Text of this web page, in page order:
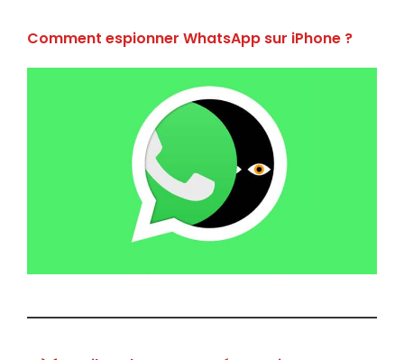
Comment espionner WhatsApp sur iPhone ?